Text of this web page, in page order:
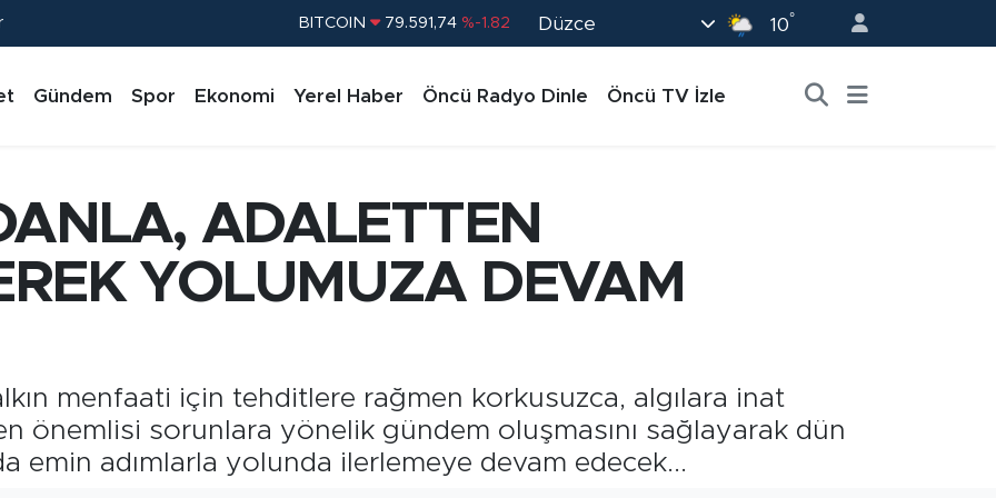
DOLAR 45,43620 %0.02
STERLİN 61,60380 %0.18
BITCOIN 79.591,74 %-1.82
Düzce 10°
Gündem Spor Ekonomi Yerel Haber Öncü Radyo Dinle Öncü TV İzle
ADALETTEN
YOLUMUZA DEVAM
menfaati için tehditlere rağmen korkusuzca, algılara inat
önemlisi sorunlara yönelik gündem oluşmasını sağlayarak dün
emin adımlarla yolunda ilerlemeye devam edecek...